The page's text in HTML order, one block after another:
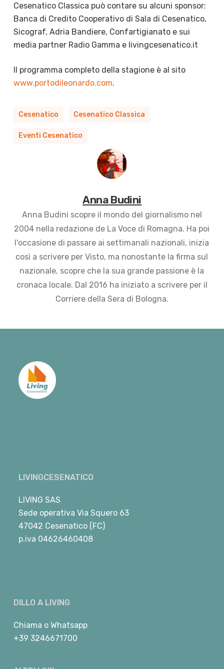
Cesenatico Classica può contare su alcuni sponsor:
Banca di Credito Cooperativo di Sala di Cesenatico,
Sicograf, Adria Bandiere, Confartigianato e sui
media partner Radio Gamma e livingcesenatico.it
Il programma completo della stagione è al sito
www.portodileonardo.com.
Cesenatico Cesenatico Classica
Eventi Cesenatico
Anna Budini
Anna Budini scopre il mondo del giornalismo nel
2004 nella redazione de La Voce di Romagna. Ha poi
l'occasione di passare ai settimanali nazionali, inizia
così a scrivere per Visto, ma nonostante la firma sul
nazionale, scopre che la sua grande passione è la
cronaca locale. Dal 2016 ha iniziato a scrivere per il
Corriere della Sera di Bologna.
LIVINGCESENATICO
LIVING SAS
Sede operativa Via Squero 63
47042 Cesenatico (FC)
p.iva 04626460408
DILLO A LIVING
Chiama o Whatsapp
+39 3246671700